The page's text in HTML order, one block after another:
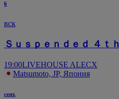
6
вск
Ｓｕｓｐｅｎｄｅｄ ４ｔｈ
19:00LIVEHOUSE ALECX
Matsumoto, JP, Япония
сент.